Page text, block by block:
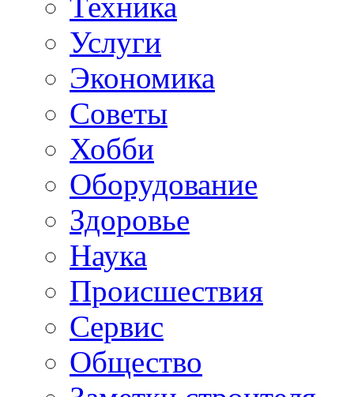
Услуги
Экономика
Советы
Хобби
Oборудование
Здоровье
Наука
Происшествия
Сервис
Общество